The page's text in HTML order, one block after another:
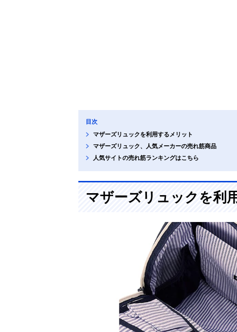
目次
マザーズリュックを利用するメリット
マザーズリュック、人気メーカーの売れ筋商品
人気サイトの売れ筋ランキングはこちら
マザーズリュックを利